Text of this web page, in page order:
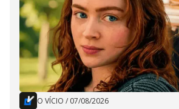
O VÍCIO / 07/08/2026